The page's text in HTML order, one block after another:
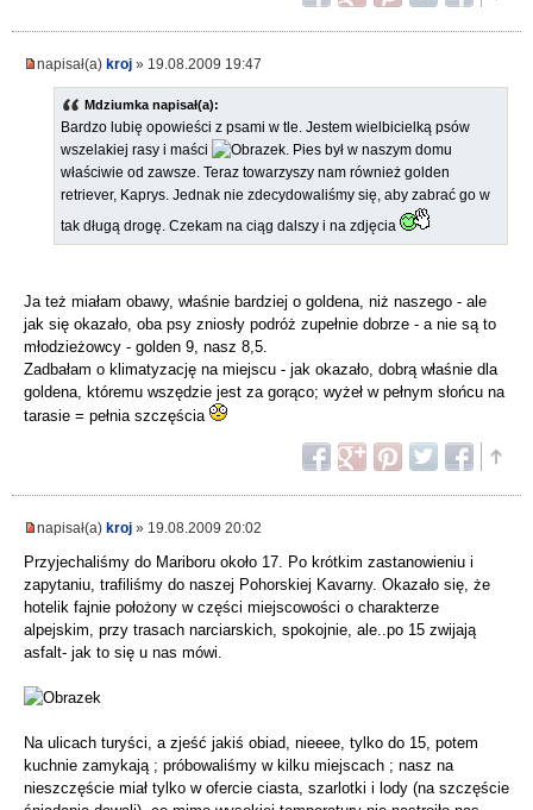
napisał(a) kroj » 19.08.2009 19:47
Mdziumka napisał(a):
Bardzo lubię opowieści z psami w tle. Jestem wielbicielką psów
wszelakiej rasy i maści
. Pies był w naszym domu
właściwie od zawsze. Teraz towarzyszy nam również golden
retriever, Kaprys. Jednak nie zdecydowaliśmy się, aby zabrać go w
tak długą drogę. Czekam na ciąg dalszy i na zdjęcia
Ja też miałam obawy, właśnie bardziej o goldena, niż naszego - ale
jak się okazało, oba psy zniosły podróż zupełnie dobrze - a nie są to
młodzieżowcy - golden 9, nasz 8,5.
Zadbałam o klimatyzację na miejscu - jak okazało, dobrą właśnie dla
goldena, któremu wszędzie jest za gorąco; wyżeł w pełnym słońcu na
tarasie = pełnia szczęścia
napisał(a) kroj » 19.08.2009 20:02
Przyjechaliśmy do Mariboru około 17. Po krótkim zastanowieniu i
zapytaniu, trafiliśmy do naszej Pohorskiej Kavarny. Okazało się, że
hotelik fajnie położony w części miejscowości o charakterze
alpejskim, przy trasach narciarskich, spokojnie, ale..po 15 zwijają
asfalt- jak to się u nas mówi.
Na ulicach turyści, a zjeść jakiś obiad, nieeee, tylko do 15, potem
kuchnie zamykają ; próbowaliśmy w kilku miejscach ; nasz na
nieszczęście miał tylko w ofercie ciasta, szarlotki i lody (na szczęście